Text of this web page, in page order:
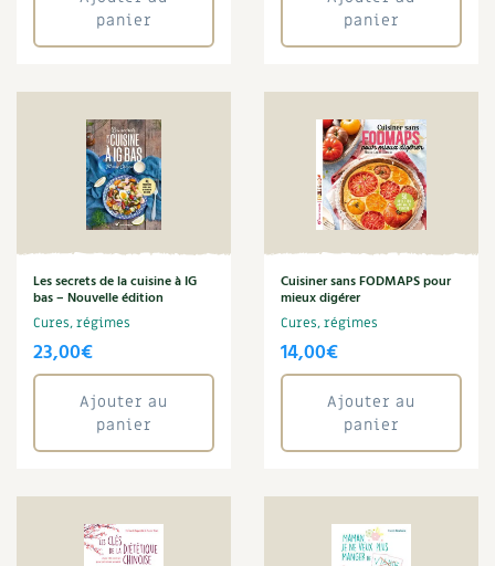
Recettes végétariennes et vegan
Conception et gros oeuvre
Matériaux écologiques
Gestion de l’eau
Entretien de la maison
Décoration et petit bricolage
Santé et bien-être
Les plantes et leurs vertus
Soins et cosmétiques au naturel
Trucs & astuces
Trocs & petites annonces
Appels à témoignage
Liste des pépiniéristes
Mieux consommer
panier
panier
Les secrets de la cuisine à IG
bas – Nouvelle édition
Cures, régimes
23,00€
Ajouter au
panier
Cuisiner sans FODMAPS pour
mieux digérer
Cures, régimes
14,00€
Ajouter au
panier